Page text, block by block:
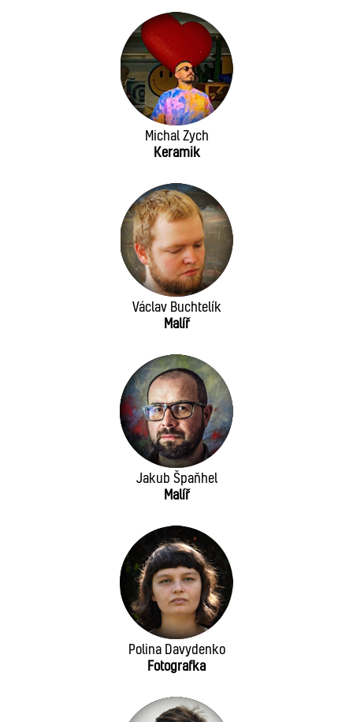
Michal Zych
Keramik
Václav Buchtelík
Malíř
Jakub Špaňhel
Malíř
Polina Davydenko
Fotografka